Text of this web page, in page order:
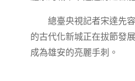
總臺央視記者宋達先
的古代化新城正在拔節發
成為雄安的亮麗手刺。